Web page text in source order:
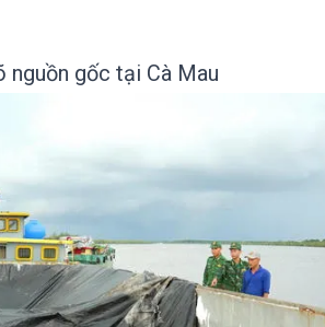
nguồn gốc tại Cà Mau